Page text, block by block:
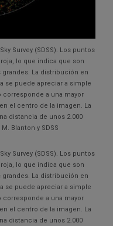
Survey (SDSS). Los puntos
lo que indica que son
grandes. La distribución en
se puede apreciar a simple
corresponde a una mayor
el centro de la imagen. La
distancia de unos 2.000
Blanton y SDSS
Survey (SDSS). Los puntos
lo que indica que son
grandes. La distribución en
se puede apreciar a simple
corresponde a una mayor
el centro de la imagen. La
distancia de unos 2.000